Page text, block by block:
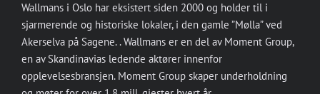
Wallmans i Oslo har eksistert siden 2000 og holder til i
sjarmerende og historiske lokaler, i den gamle ”Mølla” ved
Akerselva på Sagene. . Wallmans er en del av Moment Group,
en av Skandinavias ledende aktører innenfor
opplevelsesbransjen. Moment Group skaper underholdning